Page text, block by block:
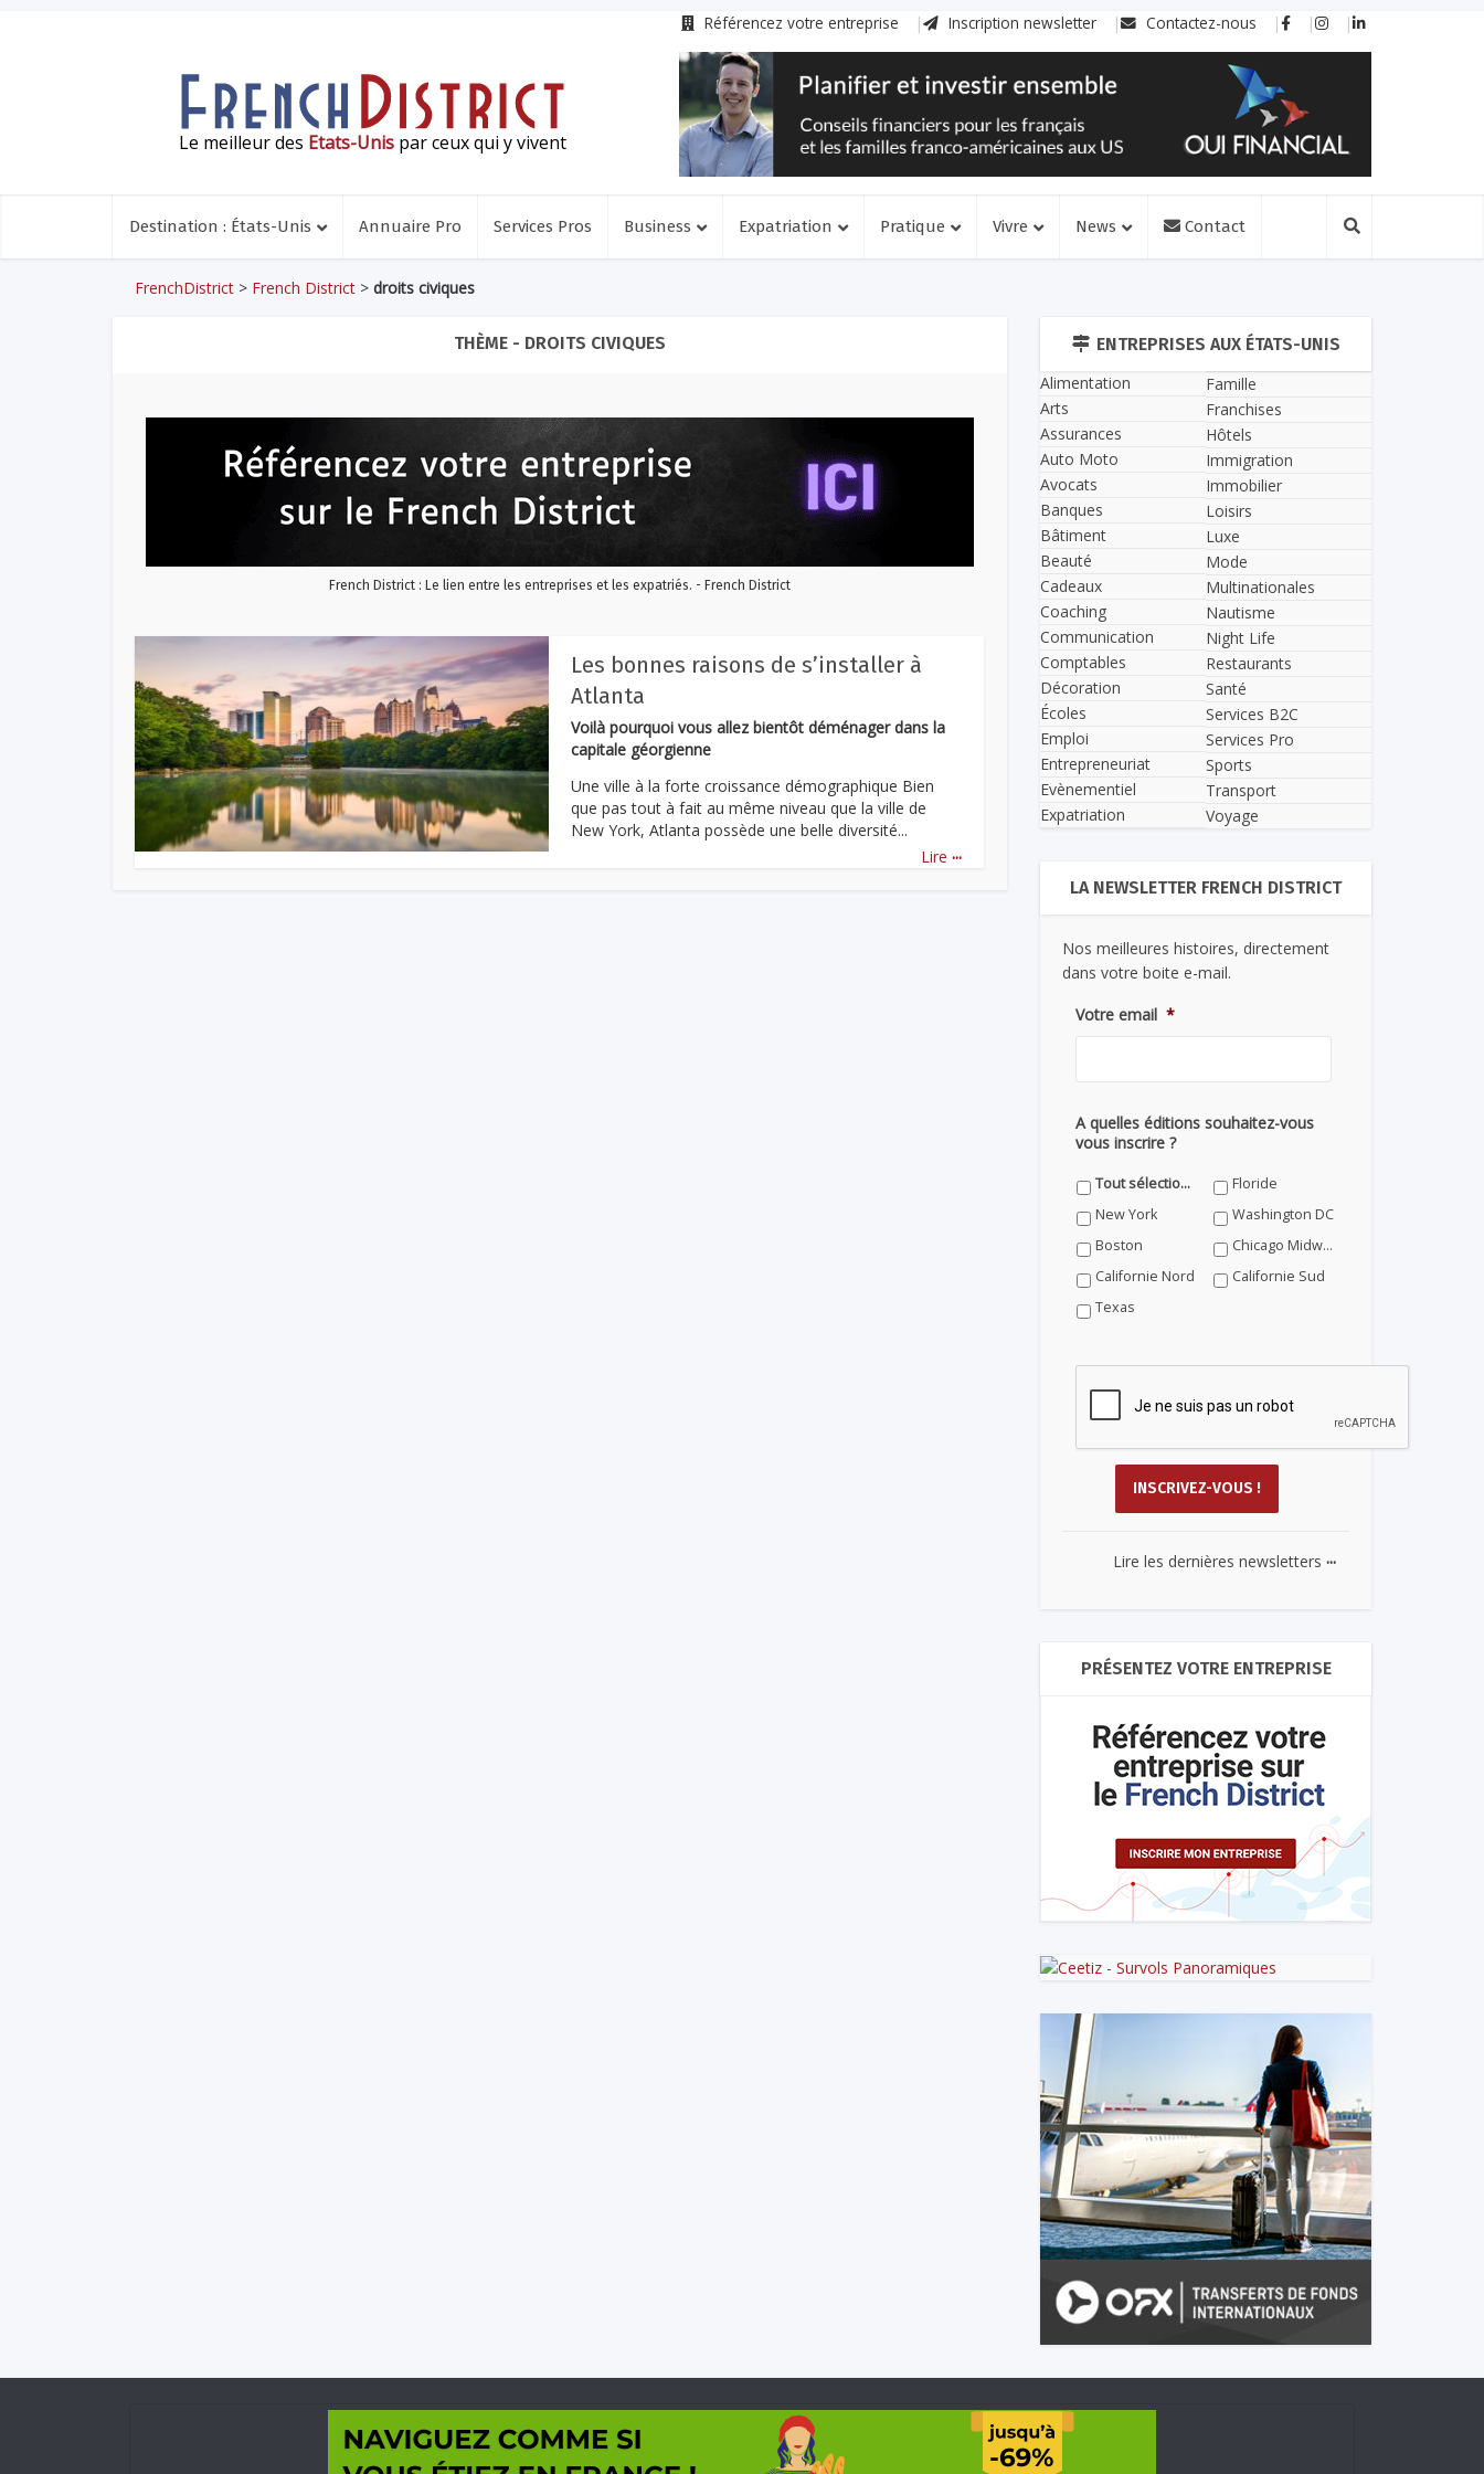
Référencez votre entreprise Inscription newsletter Contactez-nous
Le meilleur des Etats-Unis par ceux qui y vivent
Destination : États-Unis Annuaire Pro Services Pros Business Expatriation Pratique Vivre News Contact
FrenchDistrict > French District > droits civiques
THÈME - DROITS CIVIQUES
French District : Le lien entre les entreprises et les expatriés. - French District
Les bonnes raisons de s’installer à
Atlanta
Voilà pourquoi vous allez bientôt déménager dans la
capitale géorgienne
Une ville à la forte croissance démographique Bien
que pas tout à fait au même niveau que la ville de
New York, Atlanta possède une belle diversité...
Lire ...
ENTREPRISES AUX ÉTATS-UNIS
Alimentation
Arts
Assurances
Auto Moto
Avocats
Banques
Bâtiment
Beauté
Cadeaux
Coaching
Communication
Comptables
Décoration
Écoles
Emploi
Entrepreneuriat
Evènementiel
Expatriation
Famille
Franchises
Hôtels
Immigration
Immobilier
Loisirs
Luxe
Mode
Multinationales
Nautisme
Night Life
Restaurants
Santé
Services B2C
Services Pro
Sports
Transport
Voyage
LA NEWSLETTER FRENCH DISTRICT
Nos meilleures histoires, directement
dans votre boite e-mail.
Votre email *
A quelles éditions souhaitez-vous
vous inscrire ?
Tout sélectionner
Floride
New York
Washington DC
Boston
Chicago Midwest
Californie Nord
Californie Sud
Texas
Lire les dernières newsletters ...
PRÉSENTEZ VOTRE ENTREPRISE